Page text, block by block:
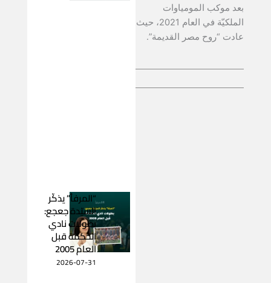
بعد موكب المومياوات
الملكيّة في العام 2021، حيث
عادت “روح مصر القديمة”.
“المرفأ” يذكّر
السيّدة جعجع:
بطولات نادي
الحكمة قبل
العام 2005
2026-07-31